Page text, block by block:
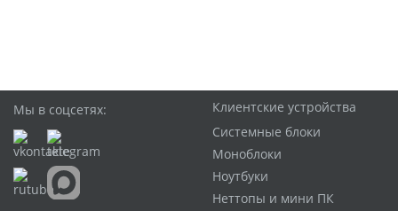
Мы в соцсетях:
Клиентские устройства
Системные блоки
Моноблоки
Ноутбуки
Неттопы и мини ПК